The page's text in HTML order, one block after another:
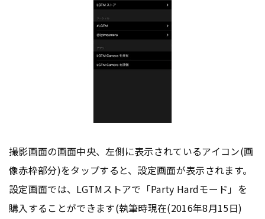
撮影画面の画面中央、左側に表示されているアイコン(画
像赤枠部分)をタップすると、設定画面が表示されます。
設定画面では、LGTMストアで「Party Hardモード」を
購入することができます(執筆時現在(2016年8月15日)